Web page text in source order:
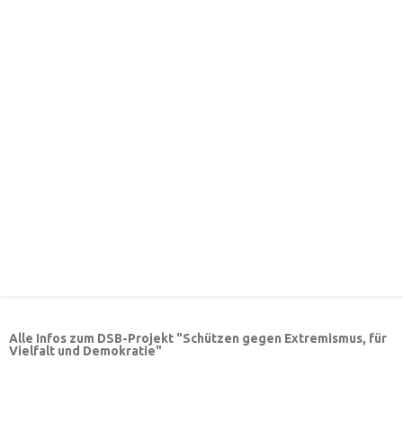
Alle Infos zum DSB-Projekt "Schützen gegen Extremismus, für
Vielfalt und Demokratie"